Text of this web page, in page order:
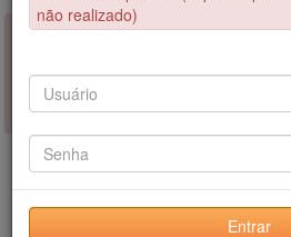
NÃO FOI POSSÍVEL CONCLUIR A
Sessão indisponível (expirada por
realizado)
não realizado)
Entrar